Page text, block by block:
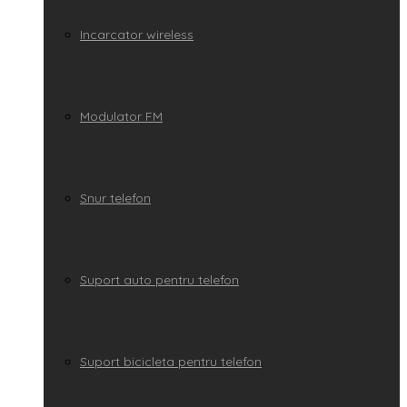
Incarcator wireless
Modulator FM
Snur telefon
Suport auto pentru telefon
Suport bicicleta pentru telefon